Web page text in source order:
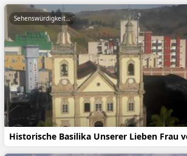
Historische Basilika Unserer Lieben Frau
Sehenswürdigkeiten